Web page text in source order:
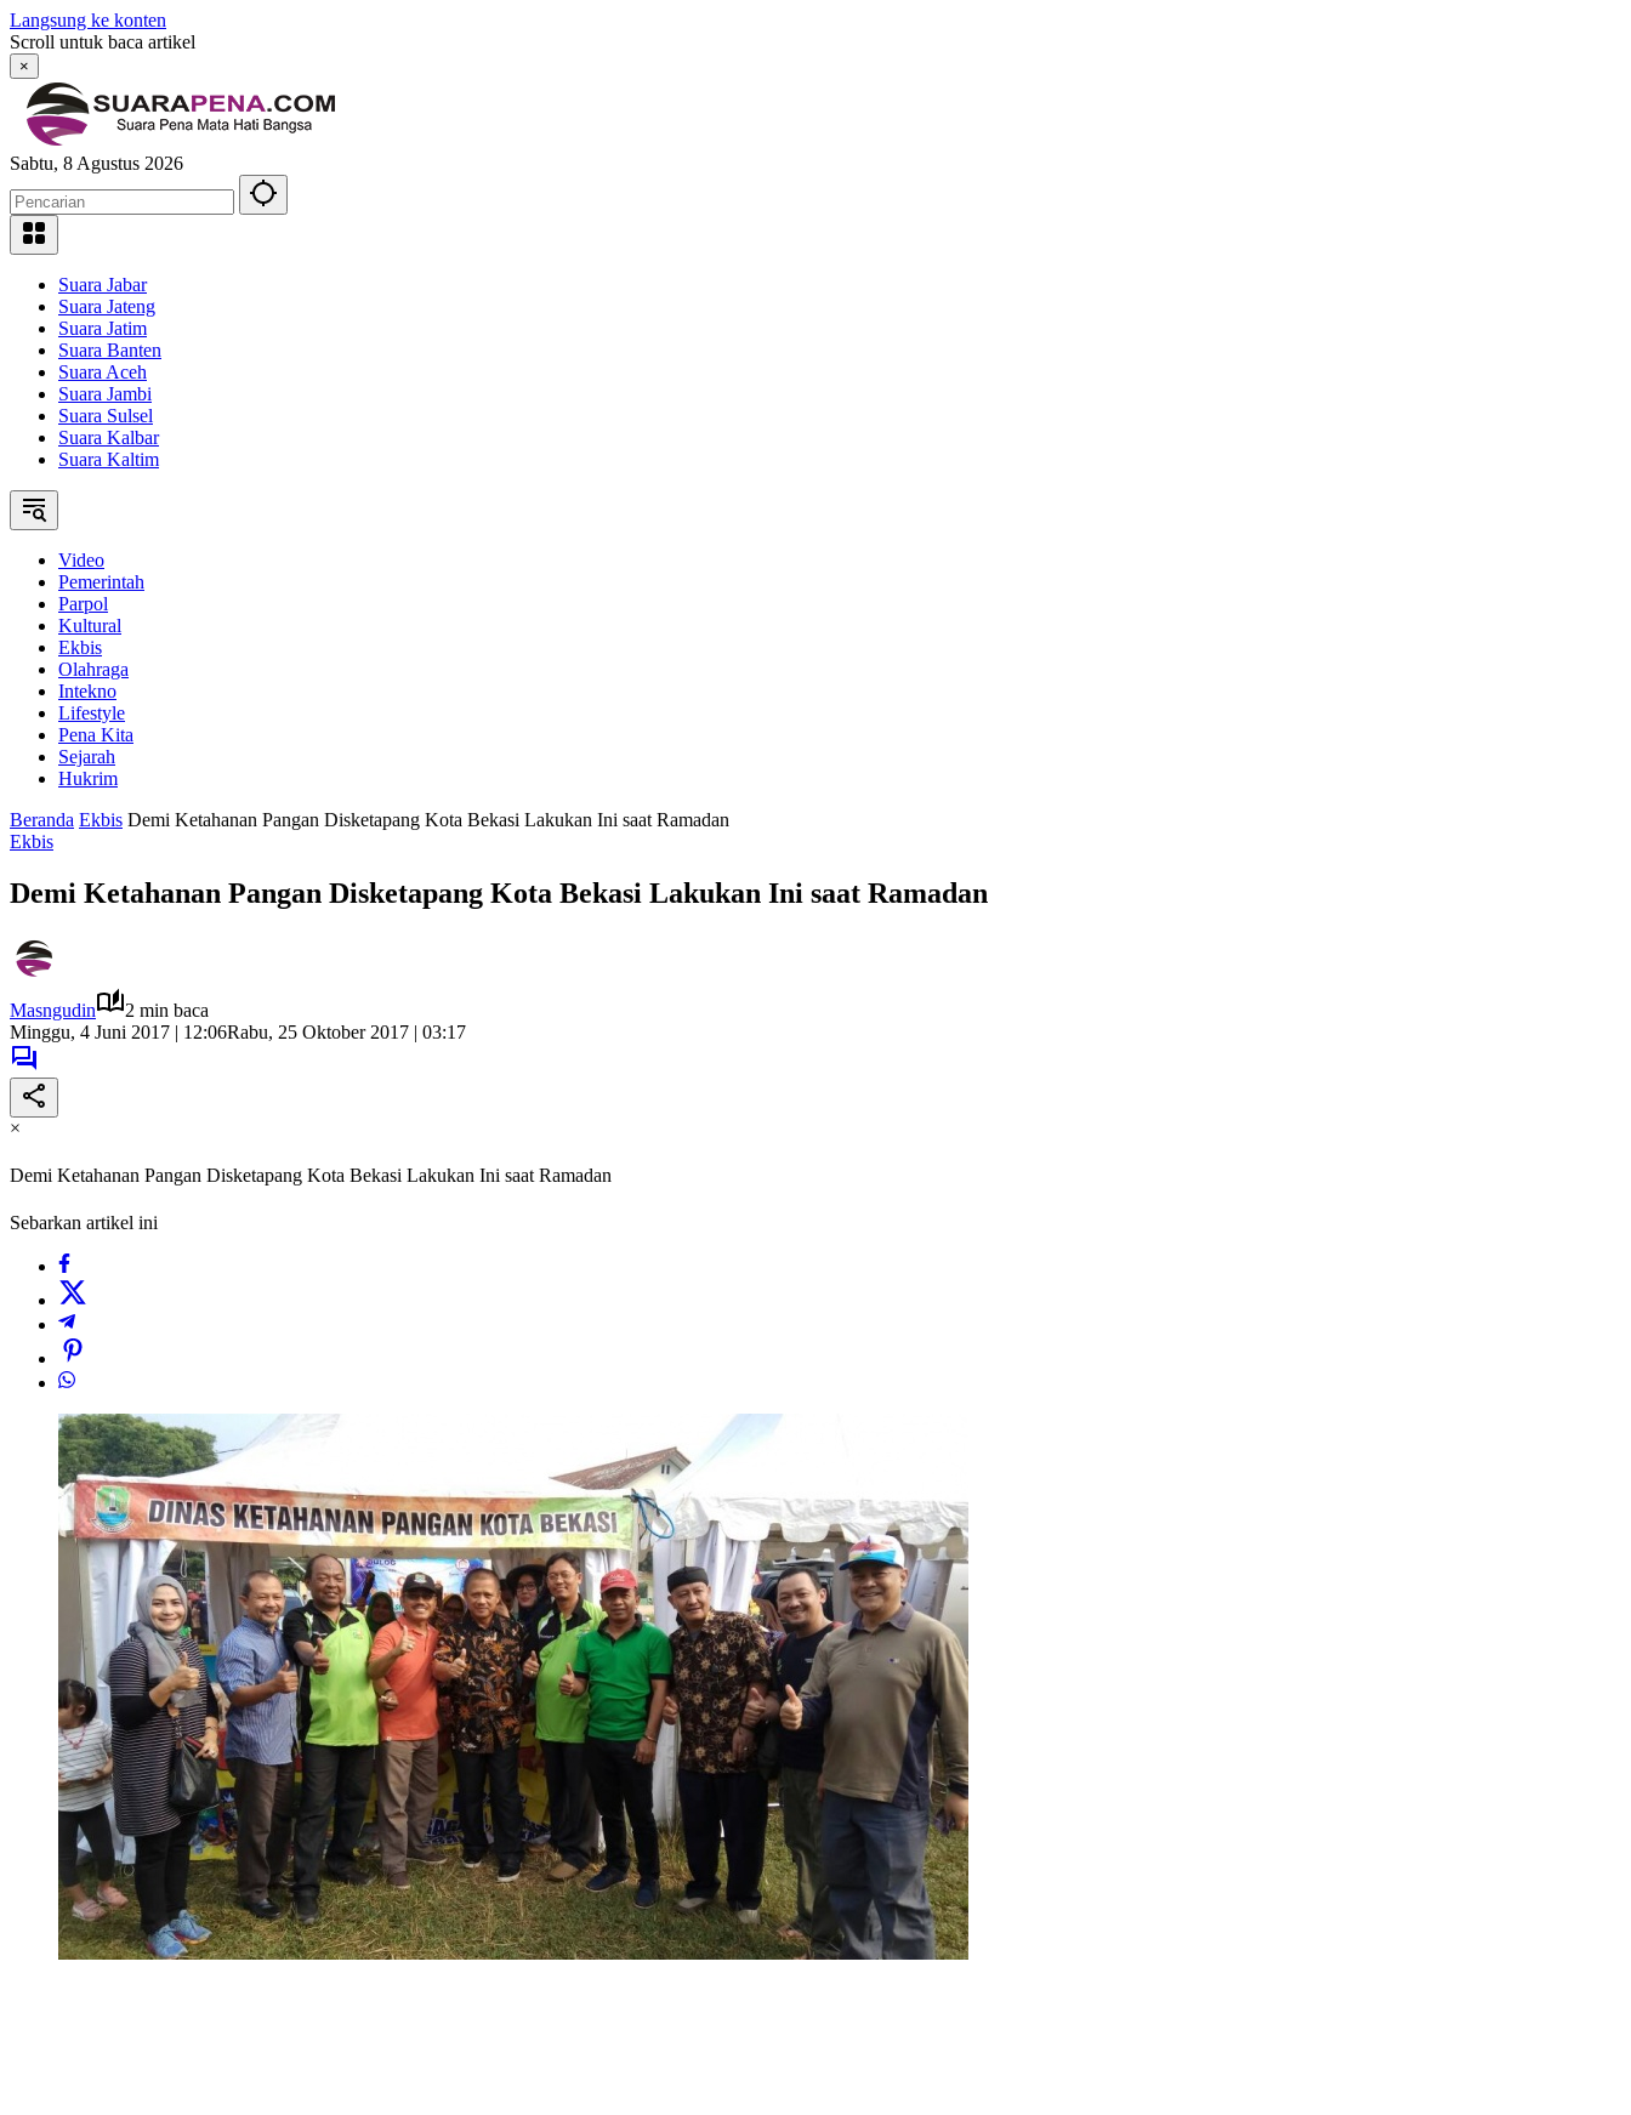
Langsung ke konten
Scroll untuk baca artikel
×
Sabtu, 8 Agustus 2026
Suara Jabar
Suara Jateng
Suara Jatim
Suara Banten
Suara Aceh
Suara Jambi
Suara Sulsel
Suara Kalbar
Suara Kaltim
Video
Pemerintah
Parpol
Kultural
Ekbis
Olahraga
Intekno
Lifestyle
Pena Kita
Sejarah
Hukrim
Beranda Ekbis Demi Ketahanan Pangan Disketapang Kota Bekasi Lakukan Ini saat Ramadan
Ekbis
Demi Ketahanan Pangan Disketapang Kota Bekasi Lakukan Ini saat Ramadan
Masngudin
2 min baca
Minggu, 4 Juni 2017 | 12:06Rabu, 25 Oktober 2017 | 03:17
×
Demi Ketahanan Pangan Disketapang Kota Bekasi Lakukan Ini saat Ramadan
Sebarkan artikel ini